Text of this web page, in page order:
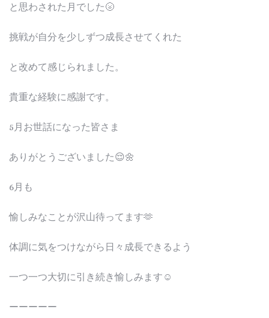
と思わされた月でした🌝
挑戦が自分を少しずつ成長させてくれた
と改めて感じられました。
貴重な経験に感謝です。
5月お世話になった皆さま
ありがとうございました😌🌼
6月も
愉しみなことが沢山待ってます🫶
体調に気をつけながら日々成長できるよう
一つ一つ大切に引き続き愉しみます☺️
ーーーーー